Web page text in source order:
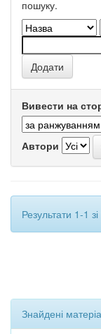
пошуку.
Вивести на
Автори
Результати 1-1
Знайдені